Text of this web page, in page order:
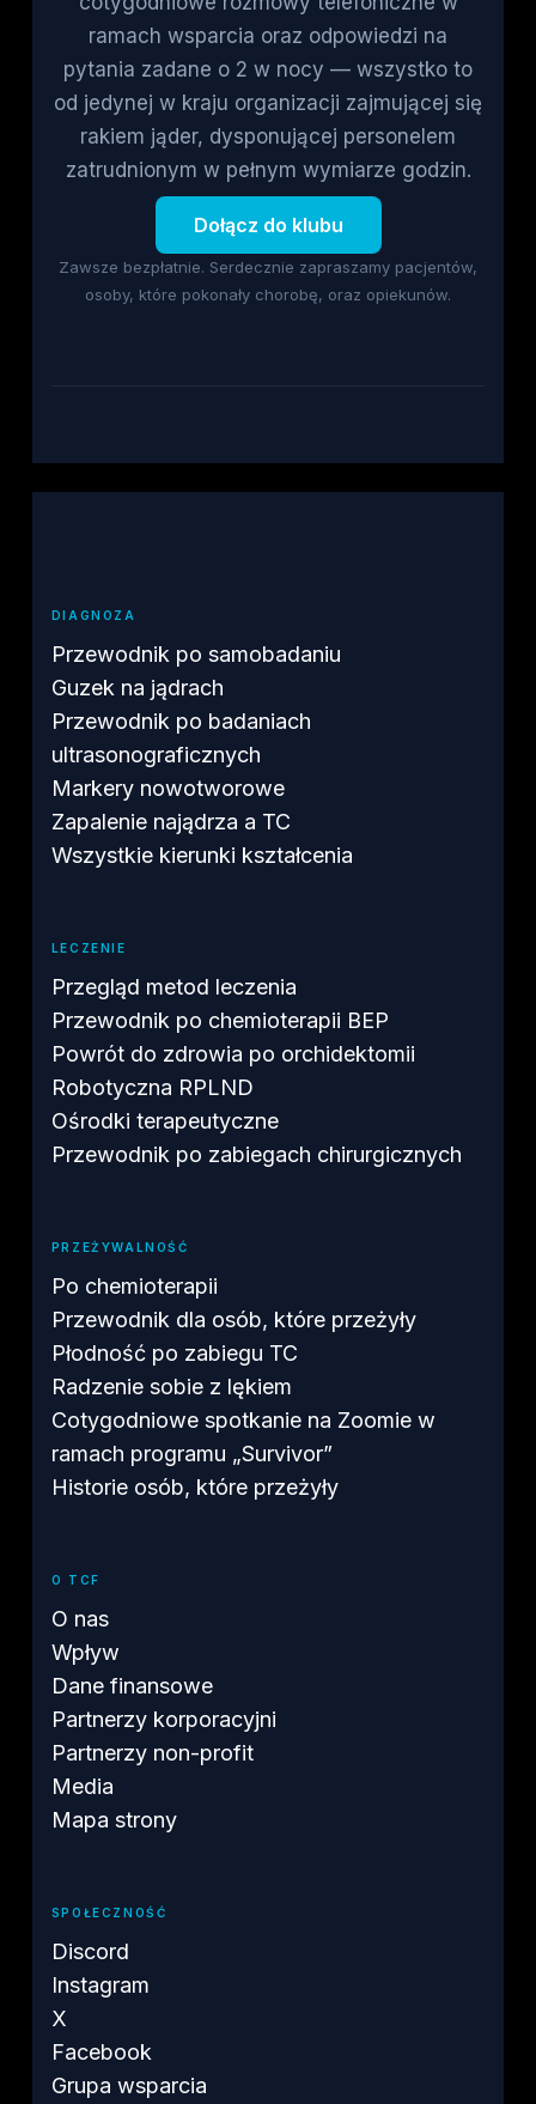
ramach wsparcia oraz odpowiedzi na
pytania zadane o 2 w nocy — wszystko to
od jedynej w kraju organizacji zajmującej się
rakiem jąder, dysponującej personelem
zatrudnionym w pełnym wymiarze godzin.
Dołącz do klubu
Zawsze bezpłatnie. Serdecznie zapraszamy pacjentów,
osoby, które pokonały chorobę, oraz opiekunów.
DIAGNOZA
Przewodnik po samobadaniu
Guzek na jądrach
Przewodnik po badaniach
ultrasonograficznych
Markery nowotworowe
Zapalenie najądrza a TC
Wszystkie kierunki kształcenia
LECZENIE
Przegląd metod leczenia
Przewodnik po chemioterapii BEP
Powrót do zdrowia po orchidektomii
Robotyczna RPLND
Ośrodki terapeutyczne
Przewodnik po zabiegach chirurgicznych
PRZEŻYWALNOŚĆ
Po chemioterapii
Przewodnik dla osób, które przeżyły
Płodność po zabiegu TC
Radzenie sobie z lękiem
Cotygodniowe spotkanie na Zoomie w
ramach programu „Survivor”
Historie osób, które przeżyły
O TCF
O nas
Wpływ
Dane finansowe
Partnerzy korporacyjni
Partnerzy non-profit
Media
Mapa strony
SPOŁECZNOŚĆ
Discord
Instagram
X
Facebook
Grupa wsparcia